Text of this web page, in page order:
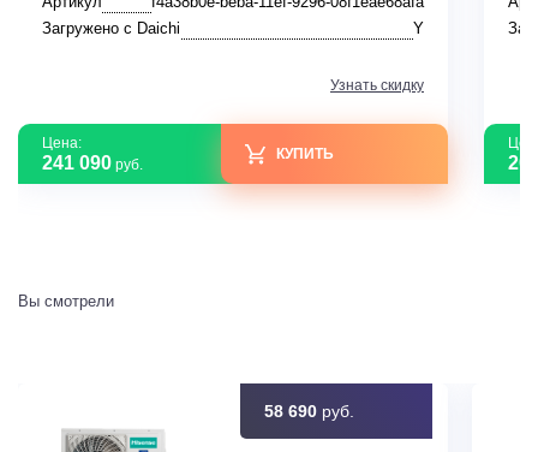
Загружено с Daichi
Y
Узнать скидку
Цена:
241 090 руб.
КУПИТЬ
Вы смотрели
58 690 руб.